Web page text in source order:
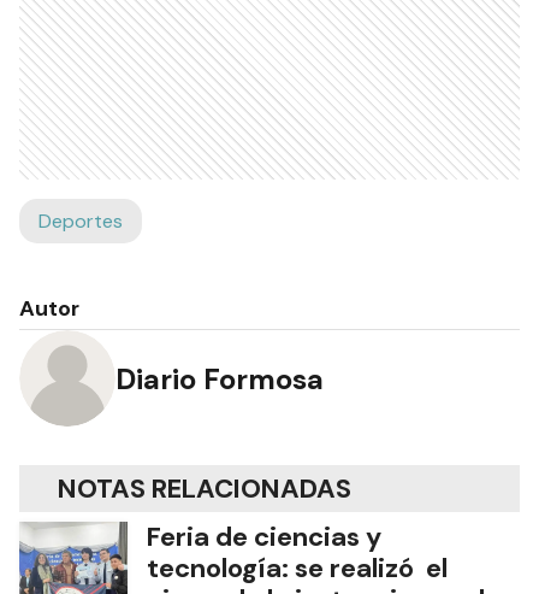
Deportes
Autor
Diario Formosa
NOTAS RELACIONADAS
Feria de ciencias y
tecnología: se realizó el